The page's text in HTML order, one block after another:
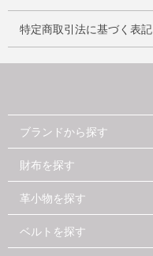
特定商取引法に基づく表記
ブランドから探す
財布を探す
革小物を探す
ベルトを探す